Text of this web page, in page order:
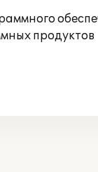
продуктов